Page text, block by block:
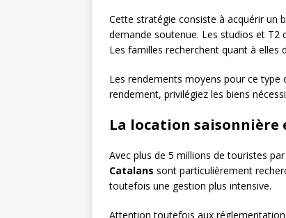
Cette stratégie consiste à acquérir un
demande soutenue. Les studios et T2
Les familles recherchent quant à elles
Les rendements moyens pour ce type
rendement, privilégiez les biens
La location
Avec plus de 5 millions de touristes
Catalans sont particulièrement
toutefois une gestion plus intensive.
Attention toutefois aux